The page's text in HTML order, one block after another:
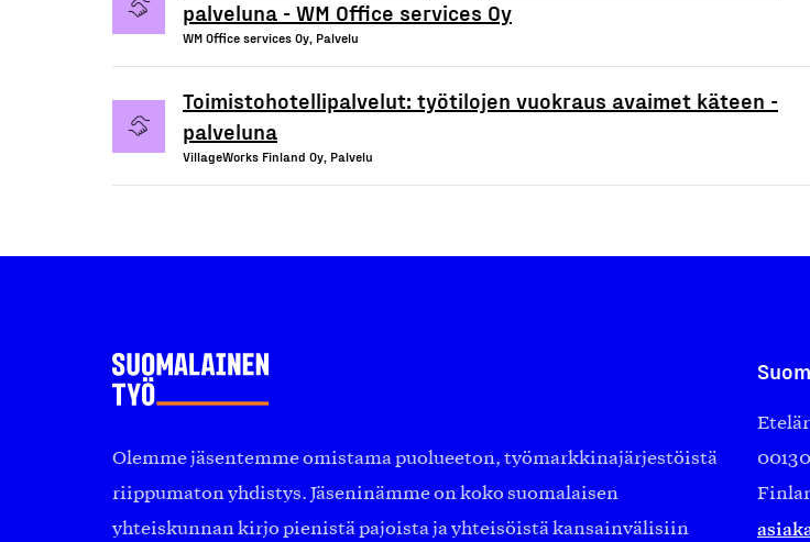
palveluna - WM Office services Oy
WM Office services Oy, Palvelu
Toimistohotellipalvelut: työtilojen vuokraus avaimet käteen -
palveluna
VillageWorks Finland Oy, Palvelu
Olemme jäsentemme omistama puolueeton, työmarkkinajärjestöistä
riippumaton yhdistys. Jäseninämme on koko suomalaisen
yhteiskunnan kirjo pienistä pajoista ja yhteisöistä kansainvälisiin